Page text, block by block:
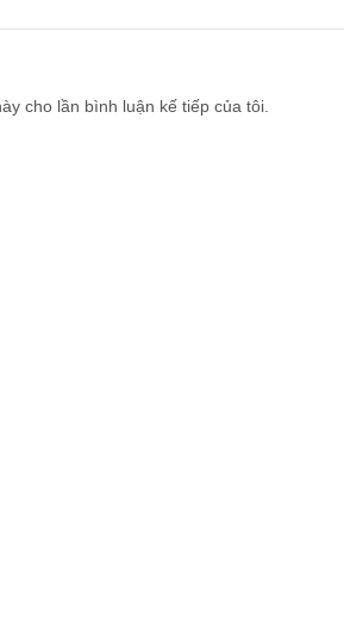
cho lần bình luận kế tiếp của tôi.